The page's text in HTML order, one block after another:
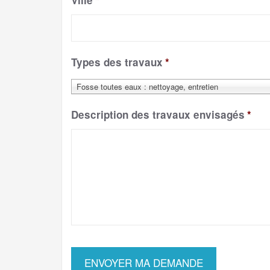
Types des travaux *
Fosse toutes eaux : nettoyage, entretien
Description des travaux envisagés *